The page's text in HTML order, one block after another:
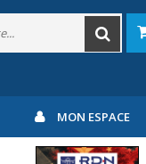
MON ESPACE